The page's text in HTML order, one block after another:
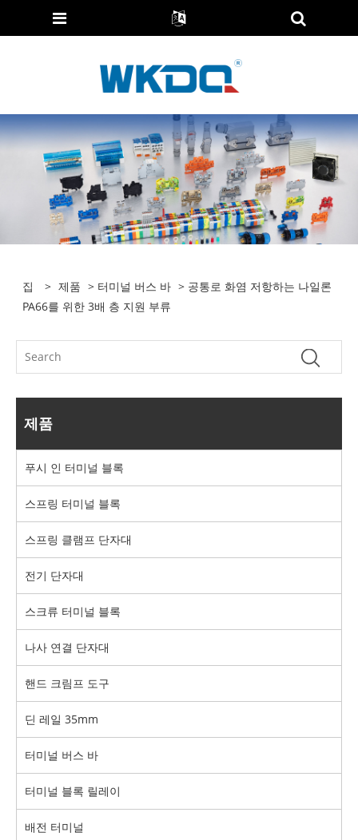
집 > 제품 > 터미널 버스 바 > 공통로 화염 저항하는 나일론
PA66를 위한 3배 층 지원 부류
제품
푸시 인 터미널 블록
스프링 터미널 블록
스프링 클램프 단자대
전기 단자대
스크류 터미널 블록
나사 연결 단자대
핸드 크림프 도구
딘 레일 35mm
터미널 버스 바
터미널 블록 릴레이
배전 터미널